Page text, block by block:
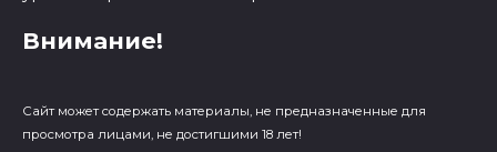
Внимание!
Сайт может содержать материалы, не предназначенные для
просмотра лицами, не достигшими 18 лет!